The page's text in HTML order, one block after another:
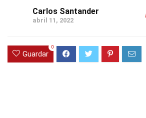
Carlos Santander
abril 11, 2022
Guardar
0